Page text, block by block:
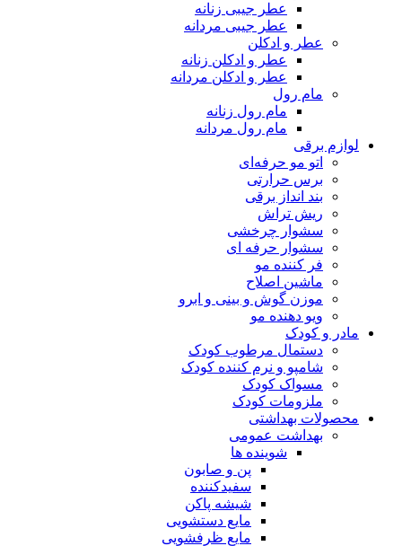
عطر جیبی زنانه
عطر جیبی مردانه
عطر و ادکلن
عطر و ادکلن زنانه
عطر و ادکلن مردانه
مام رول
مام رول زنانه
مام رول مردانه
لوازم برقی
اتو مو حرفه‌ای
برس حرارتی
بند انداز برقی
ریش تراش
سشوار چرخشی
سشوار حرفه ای
فر کننده‌ مو
ماشین اصلاح
موزن گوش و بینی و ابرو
ویو دهنده مو
مادر و کودک
دستمال مرطوب کودک
شامپو و نرم کننده کودک
مسواک کودک
ملزومات کودک
محصولات بهداشتی
بهداشت عمومی
شوینده ها
پن و صابون
سفیدکننده
شیشه پاکن
مایع دستشویی
مایع ظرفشویی